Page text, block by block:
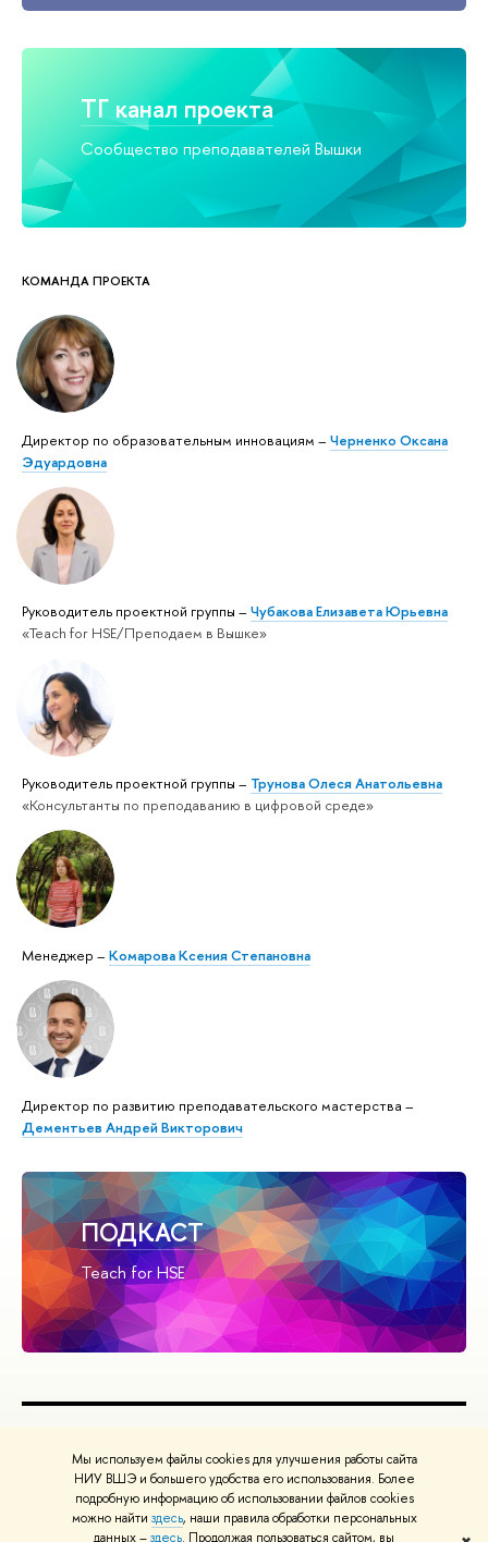
Мы используем файлы cookies для улучшения работы сайта
НИУ ВШЭ и большего удобства его использования. Более
подробную информацию об использовании файлов cookies
можно найти здесь, наши правила обработки персональных
данных –здесь. Продолжая пользоваться сайтом, вы
ТГ канал проекта
Сообщество преподавателей Вышки
КОМАНДА ПРОЕКТА
Директор по образовательным инновациям – Черненко Оксана
Эдуардовна
Руководитель проектной группы – Чубакова Елизавета Юрьевна
«Teach for HSE/Преподаем в Вышке»
Руководитель проектной группы – Трунова Олеся Анатольевна
«Консультанты по преподаванию в цифровой среде»
Менеджер – Комарова Ксения Степановна
Директор по развитию преподавательского мастерства –
Дементьев Андрей Викторович
ПОДКАСТ
Teach for HSE
Министерство науки и высшего образования РФ
Министерство просвещения РФ
Массовые открытые онлайн-курсы